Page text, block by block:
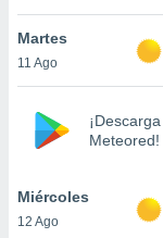
aceptar
de
Martes
11 Ago
¡Descarga
Meteored!
Miércoles
12 Ago